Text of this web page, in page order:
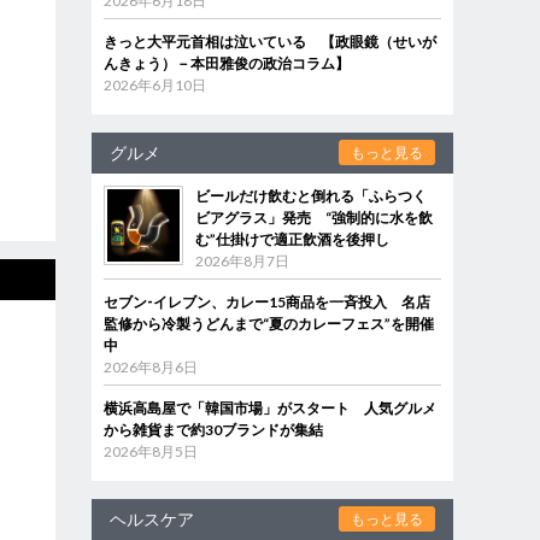
きっと大平元首相は泣いている 【政眼鏡（せいが
んきょう）－本田雅俊の政治コラム】
2026年6月10日
グルメ もっと見る
ビールだけ飲むと倒れる「ふらつく
ビアグラス」発売 “強制的に水を飲
む”仕掛けで適正飲酒を後押し
2026年8月7日
セブン‐イレブン、カレー15商品を一斉投入 名店
監修から冷製うどんまで“夏のカレーフェス”を開催
中
2026年8月6日
横浜高島屋で「韓国市場」がスタート 人気グルメ
から雑貨まで約30ブランドが集結
2026年8月5日
ヘルスケア もっと見る